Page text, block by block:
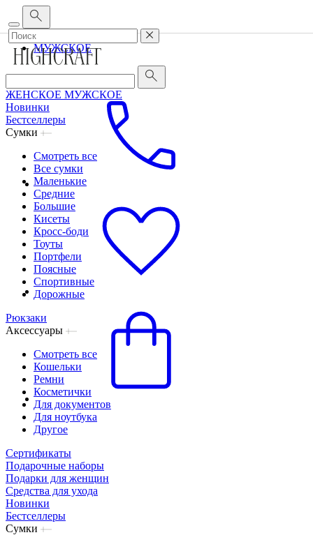
Корпоративным клиентам
ЖЕНСКОЕ
МУЖСКОЕ
ЖЕНСКОЕ МУЖСКОЕ
Новинки
Бестселлеры
Сумки
Смотреть все
Все сумки
Маленькие
Средние
Большие
Кисеты
Кросс-боди
Тоуты
Портфели
Поясные
Спортивные
Дорожные
Рюкзаки
Аксессуары
Смотреть все
Кошельки
Ремни
Косметички
Для документов
Для ноутбука
Другое
Сертификаты
Подарочные наборы
Подарки для женщин
Средства для ухода
Новинки
Бестселлеры
Сумки